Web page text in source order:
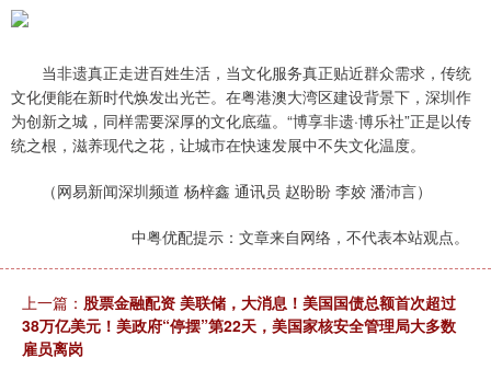
当非遗真正走进百姓生活，当文化服务真正贴近群众需求，传统
文化便能在新时代焕发出光芒。在粤港澳大湾区建设背景下，深圳作
为创新之城，同样需要深厚的文化底蕴。“博享非遗·博乐社”正是以传
统之根，滋养现代之花，让城市在快速发展中不失文化温度。
（网易新闻深圳频道 杨梓鑫 通讯员 赵盼盼 李姣 潘沛言）
中粤优配提示：文章来自网络，不代表本站观点。
上一篇： 股票金融配资 美联储，大消息！美国国债总额首次超过
38万亿美元！美政府“停摆”第22天，美国家核安全管理局大多数
雇员离岗